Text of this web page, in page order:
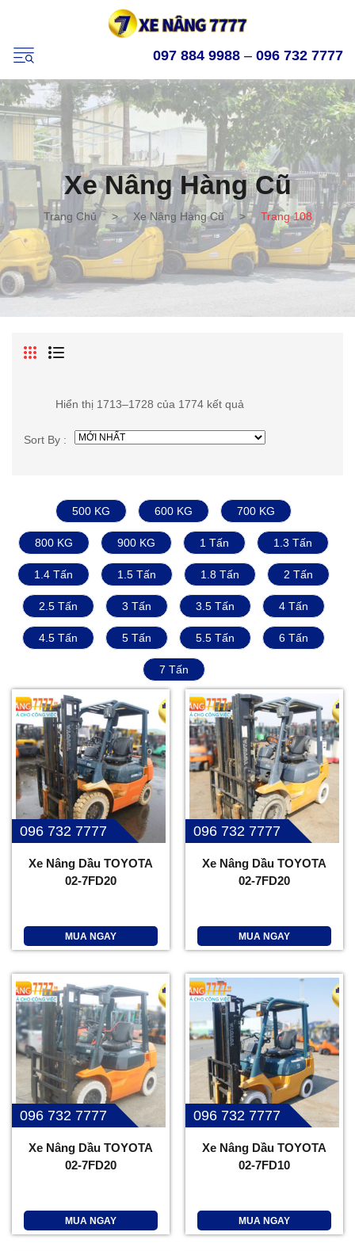
097 884 9988 – 096 732 7777
Xe Nâng Hàng Cũ
Trang Chủ > Xe Nâng Hàng Cũ > Trang 108
Hiển thị 1713–1728 của 1774 kết quả
Sort By :
500 KG 600 KG 700 KG
800 KG 900 KG 1 Tấn 1.3 Tấn
1.4 Tấn 1.5 Tấn 1.8 Tấn 2 Tấn
2.5 Tấn 3 Tấn 3.5 Tấn 4 Tấn
4.5 Tấn 5 Tấn 5.5 Tấn 6 Tấn
7 Tấn
096 732 7777
Xe Nâng Dầu TOYOTA
02-7FD20
MUA NGAY
096 732 7777
Xe Nâng Dầu TOYOTA
02-7FD20
MUA NGAY
096 732 7777
Xe Nâng Dầu TOYOTA
02-7FD20
MUA NGAY
096 732 7777
Xe Nâng Dầu TOYOTA
02-7FD10
MUA NGAY